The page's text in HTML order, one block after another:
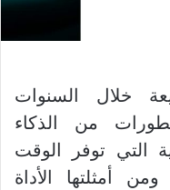
خلال السنوات
من الذكاء
التي توفر الوقت
أمثلتها الأداة